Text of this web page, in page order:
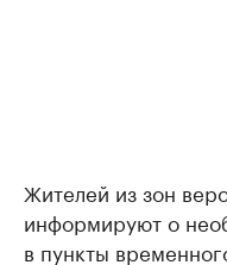
Жителей из зон
информируют о
в пункты